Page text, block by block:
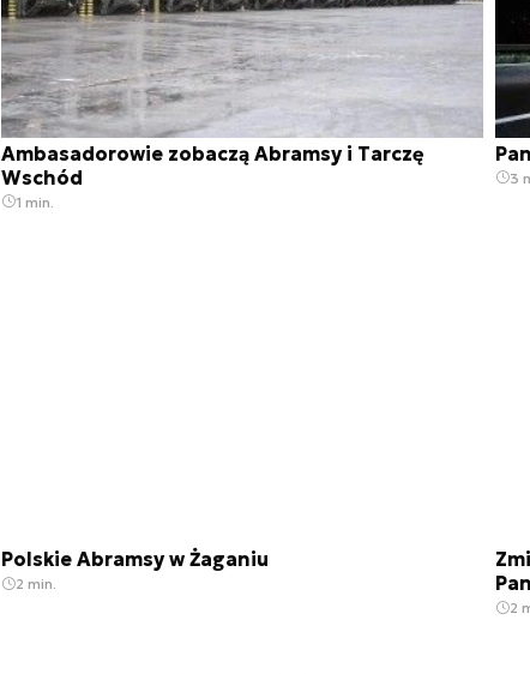
Ambasadorowie zobaczą Abramsy i Tarczę
Wschód
1 min.
3
Polskie Abramsy w Żaganiu
2 min.
2